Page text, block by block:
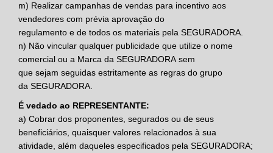
m) Realizar campanhas de vendas para incentivo aos
vendedores com prévia aprovação do
regulamento e de todos os materiais pela SEGURADORA
n) Não vincular qualquer publicidade que utilize o nome
comercial ou a Marca da SEGURADORA sem
que sejam seguidas estritamente as regras do grupo
da SEGURADORA
É vedado ao REPRESENTANTE:
a) Cobrar dos proponentes, segurados ou de seus
beneficiários, quaisquer valores relacionados à sua
atividade, além daqueles especificados pela SEGURADORA;